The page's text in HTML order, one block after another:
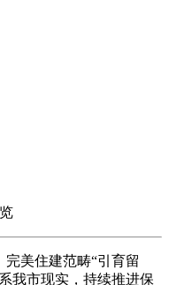
美住建范畴“引育留
我市现实，持续推进保